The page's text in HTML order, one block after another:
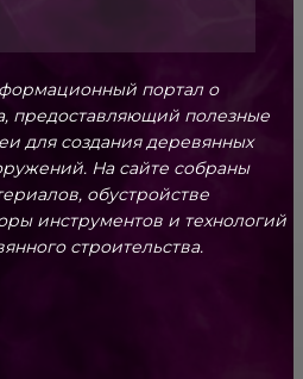
портал о
предоставляющий полезные
для создания деревянных
На сайте собраны
обустройстве
инструментов и технологий
строительства.